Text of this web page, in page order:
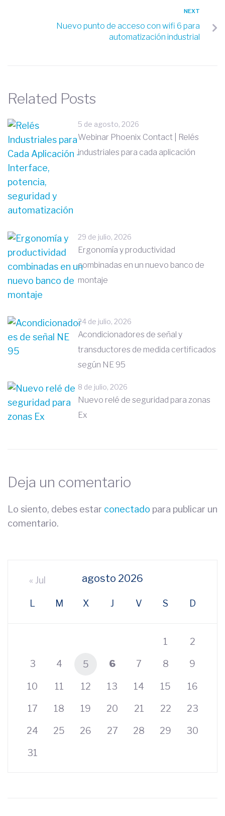
NEXT
Nuevo punto de acceso con wifi 6 para
automatización industrial
Related Posts
5 de agosto, 2026
Webinar Phoenix Contact | Relés
industriales para cada aplicación
29 de julio, 2026
Ergonomía y productividad
combinadas en un nuevo banco de
montaje
24 de julio, 2026
Acondicionadores de señal y
transductores de medida certificados
según NE 95
8 de julio, 2026
Nuevo relé de seguridad para zonas
Ex
Deja un comentario
Lo siento, debes estar conectado para publicar un
comentario.
agosto 2026
L M X J V S D
« Jul
1 2
3 4 5 6 7 8 9
10 11 12 13 14 15 16
17 18 19 20 21 22 23
24 25 26 27 28 29 30
31